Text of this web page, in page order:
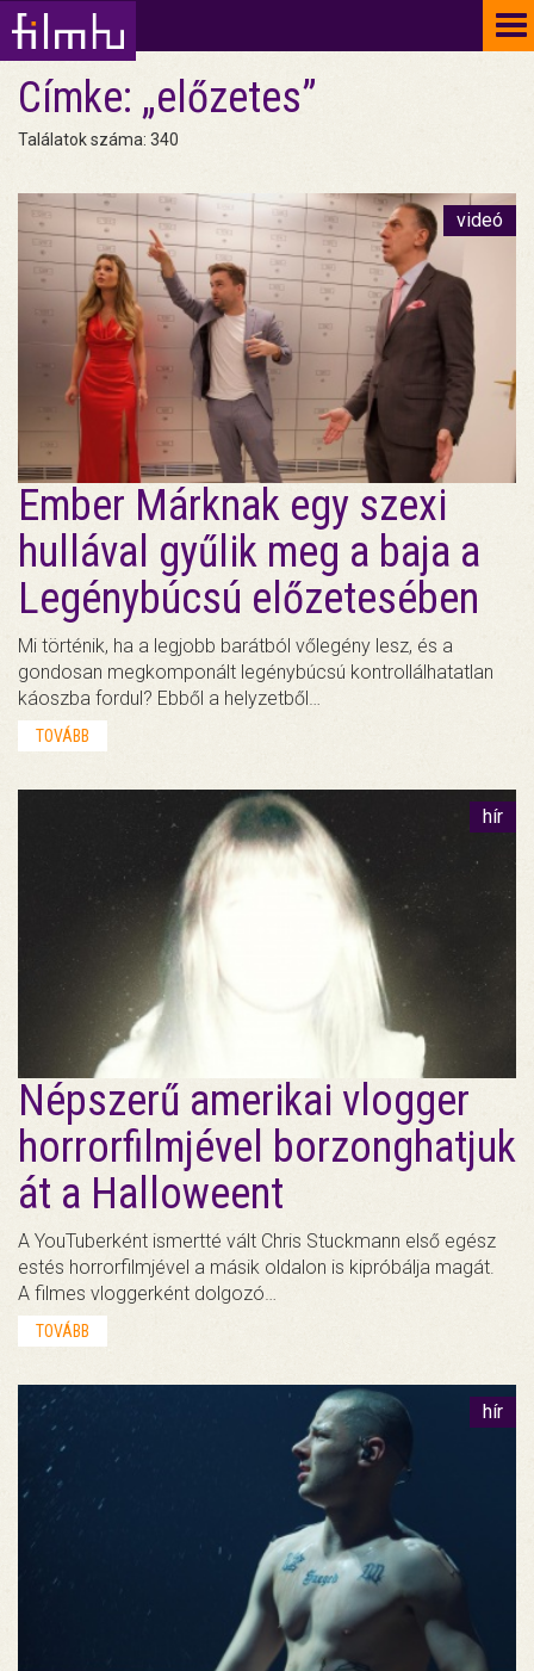
Címke: „előzetes”
Találatok száma: 340
videó
Ember Márknak egy szexi
hullával gyűlik meg a baja a
Legénybúcsú előzetesében
Mi történik, ha a legjobb barátból vőlegény lesz, és a
gondosan megkomponált legénybúcsú kontrollálhatatlan
káoszba fordul? Ebből a helyzetből…
TOVÁBB
hír
Népszerű amerikai vlogger
horrorfilmjével borzonghatjuk
át a Halloweent
A YouTuberként ismertté vált Chris Stuckmann első egész
estés horrorfilmjével a másik oldalon is kipróbálja magát.
A filmes vloggerként dolgozó…
TOVÁBB
hír